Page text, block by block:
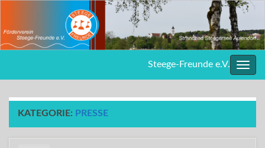
Steege-Freunde e.V.
KATEGORIE: PRESSE